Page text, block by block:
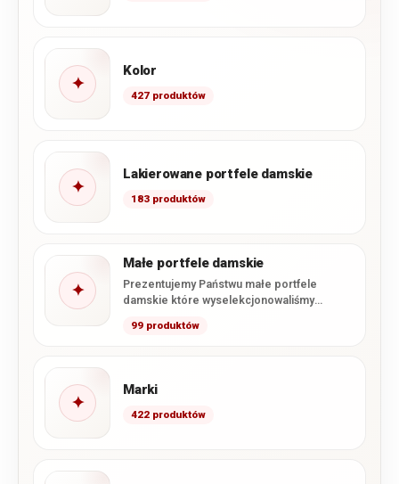
✦
Kolor
427 produktów
✦
Lakierowane portfele damskie
183 produktów
✦
Małe portfele damskie
Prezentujemy Państwu małe portfele
damskie które wyselekcjonowaliśmy
wszystkie dostępne u…
99 produktów
✦
Marki
422 produktów